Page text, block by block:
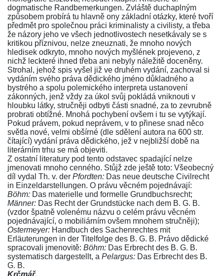
dogmatische Randbemerkungen. Zvláště duchaplným
způsobem probírá tu hlavně ony základní otázky, které tvoří
předmět pro společnou práci kriminalisty a civilisty, a třeba
že názory jeho ve všech jednotlivostech nesetkávaly se s
kritikou příznivou, nelze zneuznati, že mnoho nových
hledisek odkryto, mnoho nových myšlének projeveno, z
nichž leckteré ihned třeba ani nebyly náležitě doceněny.
Strohal, jehož spis vyšel již ve druhém vydání, zachoval si
vydáním svého práva dědického jméno důkladného a
bystrého a spolu polemického interpreta ustanovení
zákonných, jenž vždy za úkol svůj pokládá vniknouti v
hloubku látky, stručněji odbyti části snadné, za to zevrubně
probrati obtížné. Mnohá pochybení ovšem i tu se vytýkají.
Pokud právem, pokud neprávem, v to přinese snad něco
světla nové, velmi obšírné (dle sdělení autora na 600 str.
čítající) vydání práva dědického, jež v nejbližší době na
literárním trhu se má objeviti.
Z ostatní literatury pod tento odstavec spadající nelze
jmenovati mnoho cenného. Stůjž zde ještě toto: Všeobecný
díl vydal Th. v. der Pfordten: Das neue deutsche Civilrecht
in Einzeldarstellungen. O právu věcném pojednávají:
Böhm: Das materielle und formelle Grundbuchsrecht;
Männer: Das Recht der Grundstücke nach dem B. G. B.
(vzdor špatně volenému názvu o celém právu věcném
pojednávající, o mobiliárním ovšem mnohem stručněji);
Ostermeyer: Handbuch des Sachenrechtes mit
Erläuterungen in der Titelfolge des B. G. B. Právo dědické
spracovali jmenovitě: Böhm: Das Erbrecht des B. G. B.
systematisch dargestellt, a Pelargus: Das Erbrecht des B.
G. B.
Krčmář.